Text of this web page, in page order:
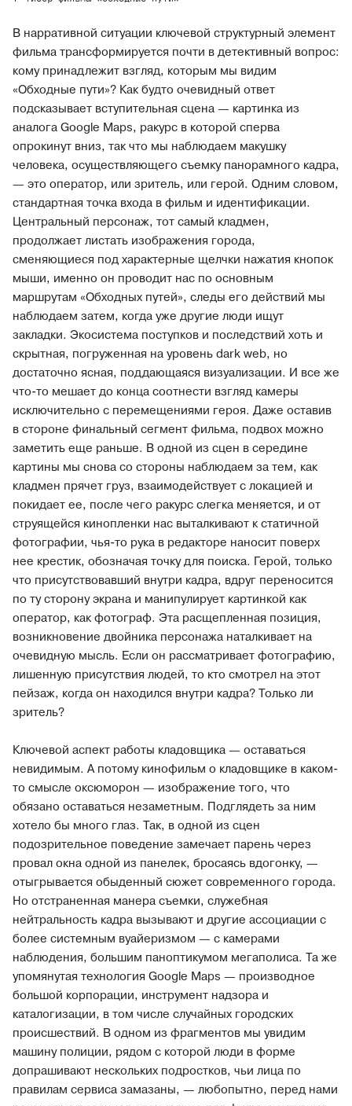
В нарративной ситуации ключевой структурный элемент
фильма трансформируется почти в детективный вопрос:
кому принадлежит взгляд, которым мы видим
«Обходные пути»? Как будто очевидный ответ
подсказывает вступительная сцена — картинка из
аналога Google Maps, ракурс в которой сперва
опрокинут вниз, так что мы наблюдаем макушку
человека, осуществляющего съемку панорамного кадра,
— это оператор, или зритель, или герой. Одним словом,
стандартная точка входа в фильм и идентификации.
Центральный персонаж, тот самый кладмен,
продолжает листать изображения города,
сменяющиеся под характерные щелчки нажатия кнопок
мыши, именно он проводит нас по основным
маршрутам «Обходных путей», следы его действий мы
наблюдаем затем, когда уже другие люди ищут
закладки. Экосистема поступков и последствий хоть и
скрытная, погруженная на уровень dark web, но
достаточно ясная, поддающаяся визуализации. И все же
что-то мешает до конца соотнести взгляд камеры
исключительно с перемещениями героя. Даже оставив
в стороне финальный сегмент фильма, подвох можно
заметить еще раньше. В одной из сцен в середине
картины мы снова со стороны наблюдаем за тем, как
кладмен прячет груз, взаимодействует с локацией и
покидает ее, после чего ракурс слегка меняется, и от
струящейся кинопленки нас выталкивают к статичной
фотографии, чья-то рука в редакторе наносит поверх
нее крестик, обозначая точку для поиска. Герой, только
что присутствовавший внутри кадра, вдруг переносится
по ту сторону экрана и манипулирует картинкой как
оператор, как фотограф. Эта расщепленная позиция,
возникновение двойника персонажа наталкивает на
очевидную мысль. Если он рассматривает фотографию,
лишенную присутствия людей, то кто смотрел на этот
пейзаж, когда он находился внутри кадра? Только ли
зритель?
Ключевой аспект работы кладовщика — оставаться
невидимым. А потому кинофильм о кладовщике в каком-
то смысле оксюморон — изображение того, что
обязано оставаться незаметным. Подглядеть за ним
хотело бы много глаз. Так, в одной из сцен
подозрительное поведение замечает парень через
провал окна одной из панелек, бросаясь вдогонку, —
отыгрывается обыденный сюжет современного города.
Но отстраненная манера съемки, служебная
нейтральность кадра вызывают и другие ассоциации с
более системным вуайеризмом — с камерами
наблюдения, большим паноптикумом мегаполиса. Та же
упомянутая технология Google Maps — производное
большой корпорации, инструмент надзора и
каталогизации, в том числе случайных городских
происшествий. В одном из фрагментов мы увидим
машину полиции, рядом с которой люди в форме
допрашивают нескольких подростков, чьи лица по
правилам сервиса замазаны, — любопытно, перед нами